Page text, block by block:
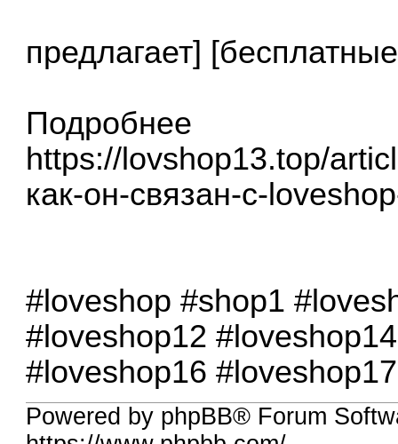
предлагает] [бесплатные
Подробнее
https://lovshop13.top/
как-он-связан-с-
#loveshop #shop1
#loveshop12
#loveshop16
Powered by phpBB® Forum